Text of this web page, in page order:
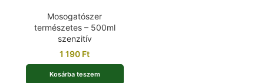
Mosogatószer
természetes – 500ml
szenzitív
1 190 Ft
Kosárba teszem